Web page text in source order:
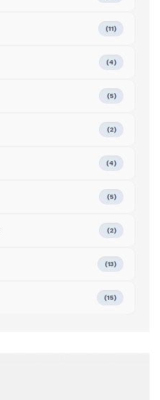
(11)
(4)
(5)
(2)
(4)
(5)
(2)
(13)
(15)